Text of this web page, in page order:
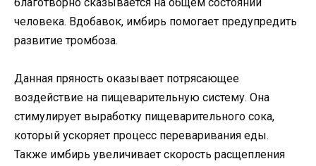
человека. Вдобавок, имбирь помогает предупредить
развитие тромбоза.
Данная пряность оказывает потрясающее
воздействие на пищеварительную систему. Она
стимулирует выработку пищеварительного сока,
который ускоряет процесс переваривания еды.
Также имбирь увеличивает скорость расщепления